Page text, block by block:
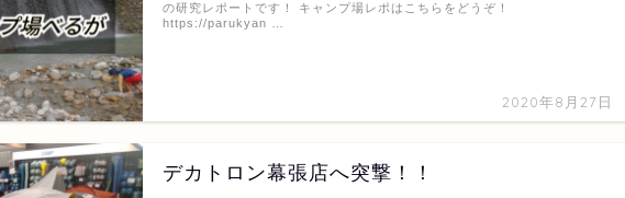
2020年8月27日
の研究レポートです！ キャンプ場レポはこちらをどうぞ！
https://parukyan …
デカトロン幕張店へ突撃！！